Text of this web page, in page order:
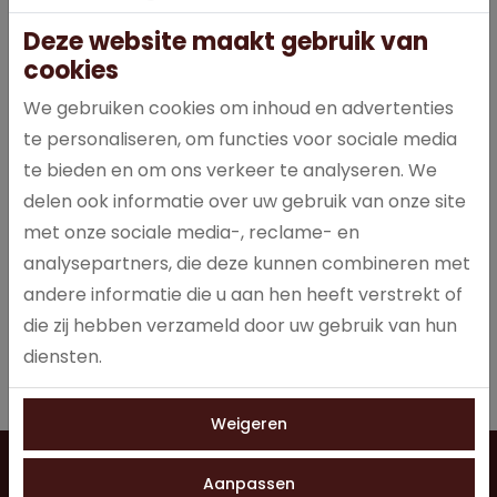
Inloggen
E-mailadres
Wachtwoord
Blijf ingelogd
Inloggen
Vragen?
Deze website maakt gebruik van
cookies
We gebruiken cookies om inhoud en advertenties
te personaliseren, om functies voor sociale media
te bieden en om ons verkeer te analyseren. We
delen ook informatie over uw gebruik van onze site
met onze sociale media-, reclame- en
analysepartners, die deze kunnen combineren met
andere informatie die u aan hen heeft verstrekt of
die zij hebben verzameld door uw gebruik van hun
diensten.
Weigeren
Aanpassen